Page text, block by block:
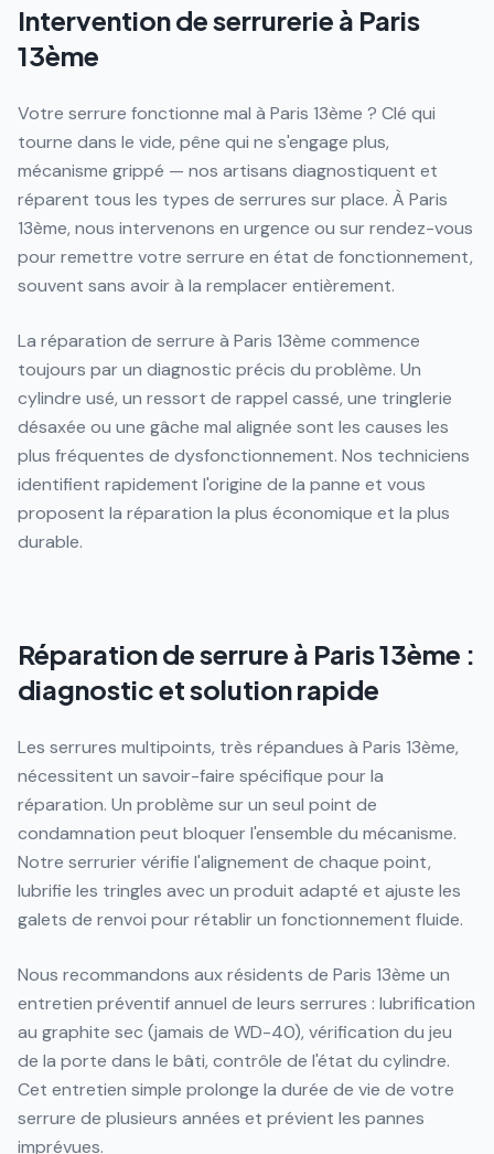
Intervention de serrurerie à Paris
13ème
Votre serrure fonctionne mal à Paris 13ème ? Clé qui
tourne dans le vide, pêne qui ne s'engage plus,
mécanisme grippé — nos artisans diagnostiquent et
réparent tous les types de serrures sur place. À Paris
13ème, nous intervenons en urgence ou sur rendez-vous
pour remettre votre serrure en état de fonctionnement,
souvent sans avoir à la remplacer entièrement.
La réparation de serrure à Paris 13ème commence
toujours par un diagnostic précis du problème. Un
cylindre usé, un ressort de rappel cassé, une tringlerie
désaxée ou une gâche mal alignée sont les causes les
plus fréquentes de dysfonctionnement. Nos techniciens
identifient rapidement l'origine de la panne et vous
proposent la réparation la plus économique et la plus
durable.
Réparation de serrure à Paris 13ème :
diagnostic et solution rapide
Les serrures multipoints, très répandues à Paris 13ème,
nécessitent un savoir-faire spécifique pour la
réparation. Un problème sur un seul point de
condamnation peut bloquer l'ensemble du mécanisme.
Notre serrurier vérifie l'alignement de chaque point,
lubrifie les tringles avec un produit adapté et ajuste les
galets de renvoi pour rétablir un fonctionnement fluide.
Nous recommandons aux résidents de Paris 13ème un
entretien préventif annuel de leurs serrures : lubrification
au graphite sec (jamais de WD-40), vérification du jeu
de la porte dans le bâti, contrôle de l'état du cylindre.
Cet entretien simple prolonge la durée de vie de votre
serrure de plusieurs années et prévient les pannes
imprévues.